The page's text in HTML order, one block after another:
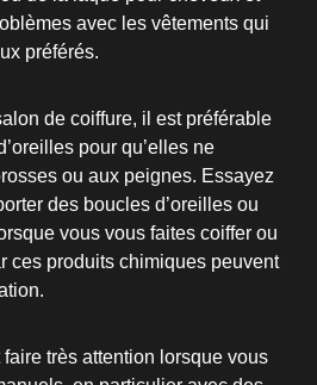
avec les vêtements qui
préférés.
de coiffure, il est préférable
pour qu’elles ne
ou aux peignes. Essayez
des boucles d’oreilles ou
vous vous faites coiffer ou
ces produits chimiques peuvent
très attention lorsque vous